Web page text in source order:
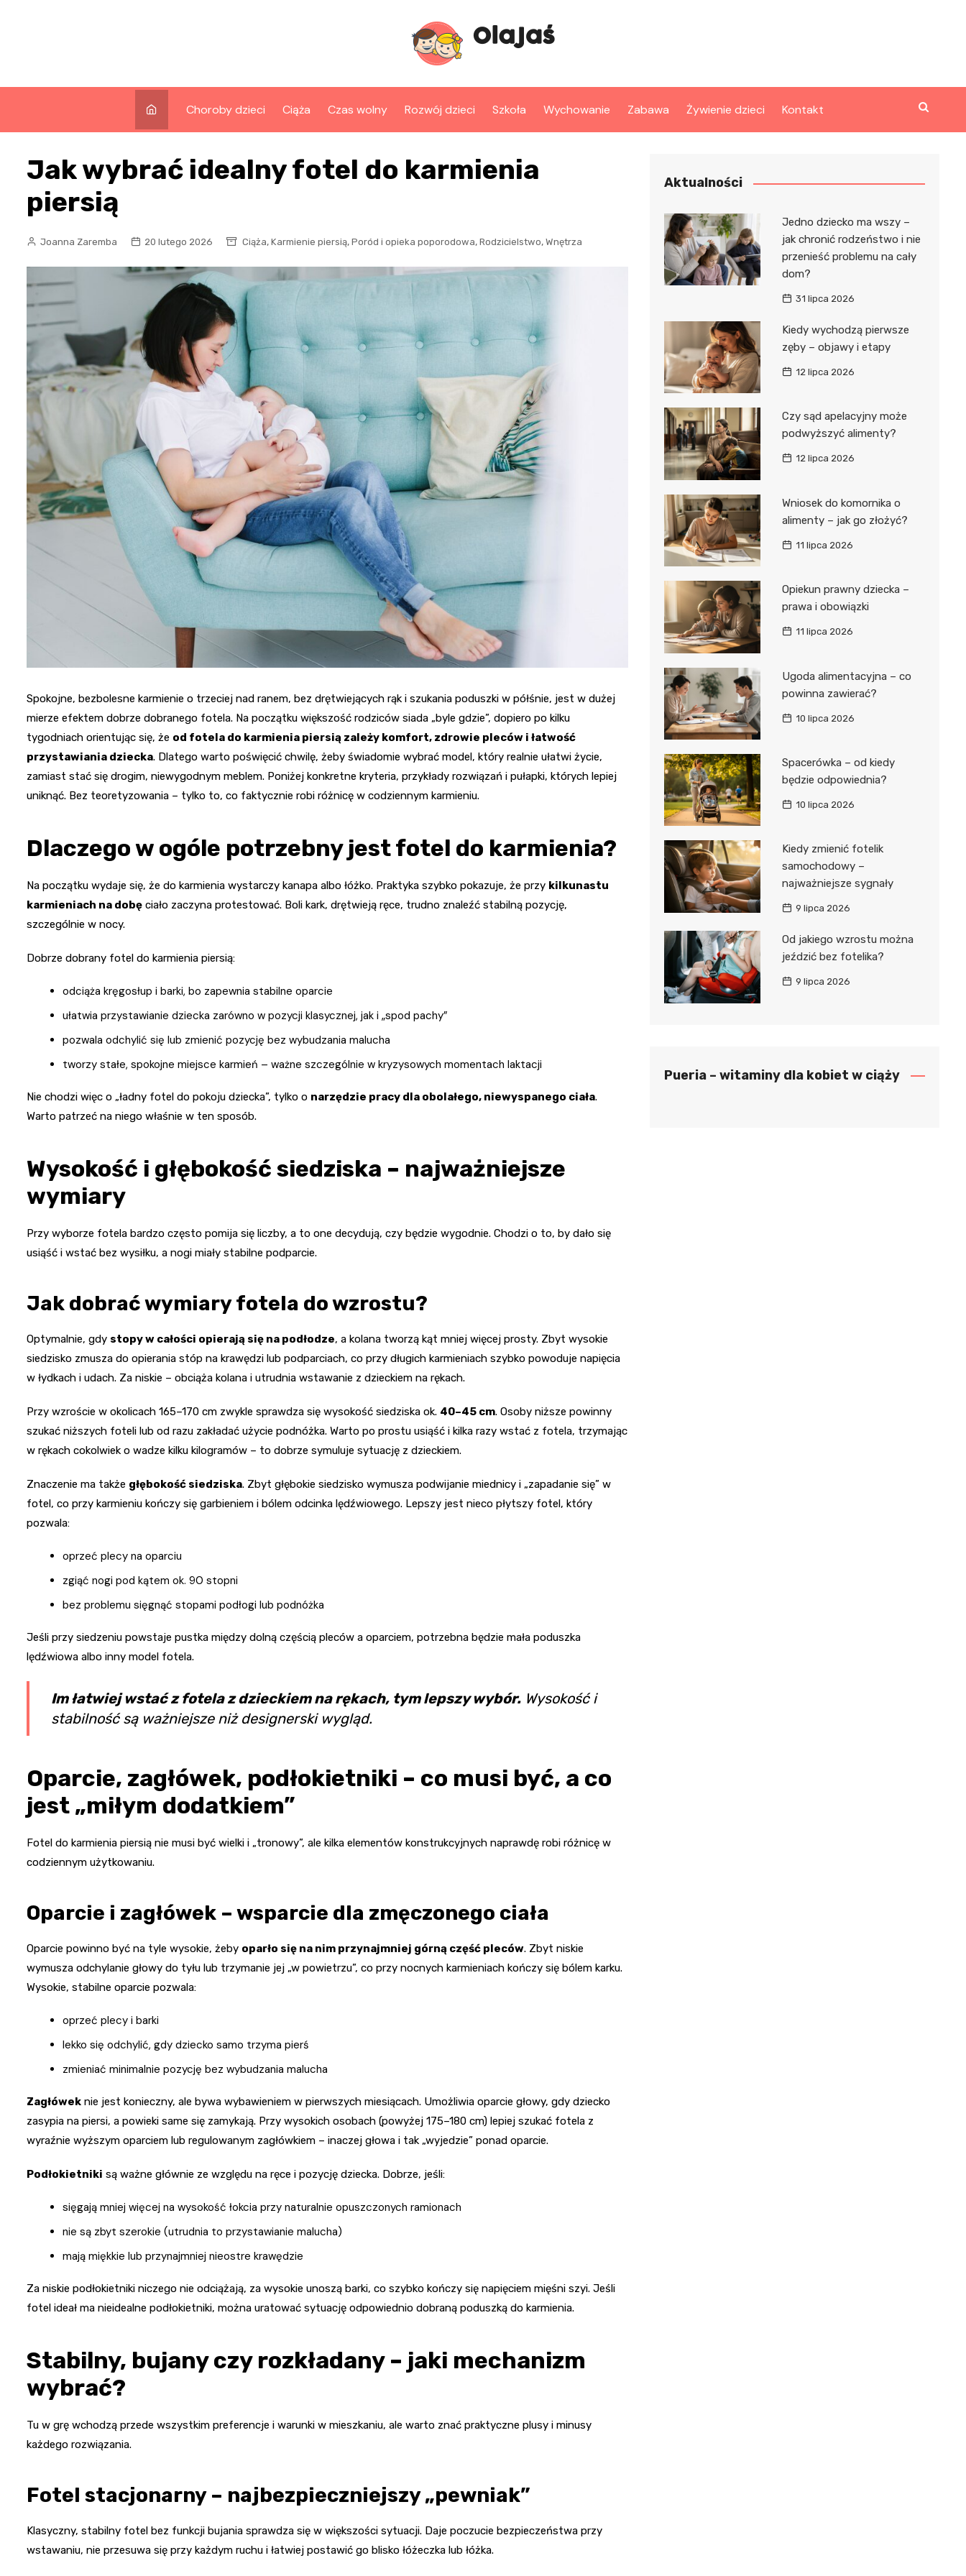
Choroby dzieci Ciąża Czas wolny Rozwój dzieci Szkoła Wychowanie Zabawa Żywienie dzieci Kontakt
Jak wybrać idealny fotel do karmienia
piersią
Joanna Zaremba 20 lutego 2026 Ciąża, Karmienie piersią, Poród i opieka poporodowa, Rodzicielstwo, Wnętrza
Spokojne, bezbolesne karmienie o trzeciej nad ranem, bez drętwiejących rąk i szukania poduszki w półśnie, jest w dużej
mierze efektem dobrze dobranego fotela. Na początku większość rodziców siada „byle gdzie”, dopiero po kilku
tygodniach orientując się, że od fotela do karmienia piersią zależy komfort, zdrowie pleców i łatwość
przystawiania dziecka. Dlatego warto poświęcić chwilę, żeby świadomie wybrać model, który realnie ułatwi życie,
zamiast stać się drogim, niewygodnym meblem. Poniżej konkretne kryteria, przykłady rozwiązań i pułapki, których lepiej
uniknąć. Bez teoretyzowania – tylko to, co faktycznie robi różnicę w codziennym karmieniu.
Dlaczego w ogóle potrzebny jest fotel do karmienia?
Na początku wydaje się, że do karmienia wystarczy kanapa albo łóżko. Praktyka szybko pokazuje, że przy kilkunastu
karmieniach na dobę ciało zaczyna protestować. Boli kark, drętwieją ręce, trudno znaleźć stabilną pozycję,
szczególnie w nocy.
Dobrze dobrany fotel do karmienia piersią:
odciąża kręgosłup i barki, bo zapewnia stabilne oparcie
ułatwia przystawianie dziecka zarówno w pozycji klasycznej, jak i „spod pachy”
pozwala odchylić się lub zmienić pozycję bez wybudzania malucha
tworzy stałe, spokojne miejsce karmień – ważne szczególnie w kryzysowych momentach laktacji
Nie chodzi więc o „ładny fotel do pokoju dziecka”, tylko o narzędzie pracy dla obolałego, niewyspanego ciała.
Warto patrzeć na niego właśnie w ten sposób.
Wysokość i głębokość siedziska – najważniejsze
wymiary
Przy wyborze fotela bardzo często pomija się liczby, a to one decydują, czy będzie wygodnie. Chodzi o to, by dało się
usiąść i wstać bez wysiłku, a nogi miały stabilne podparcie.
Jak dobrać wymiary fotela do wzrostu?
Optymalnie, gdy stopy w całości opierają się na podłodze, a kolana tworzą kąt mniej więcej prosty. Zbyt wysokie
siedzisko zmusza do opierania stóp na krawędzi lub podparciach, co przy długich karmieniach szybko powoduje napięcia
w łydkach i udach. Za niskie – obciąża kolana i utrudnia wstawanie z dzieckiem na rękach.
Przy wzroście w okolicach 165–170 cm zwykle sprawdza się wysokość siedziska ok. 40–45 cm. Osoby niższe powinny
szukać niższych foteli lub od razu zakładać użycie podnóżka. Warto po prostu usiąść i kilka razy wstać z fotela, trzymając
w rękach cokolwiek o wadze kilku kilogramów – to dobrze symuluje sytuację z dzieckiem.
Znaczenie ma także głębokość siedziska. Zbyt głębokie siedzisko wymusza podwijanie miednicy i „zapadanie się” w
fotel, co przy karmieniu kończy się garbieniem i bólem odcinka lędźwiowego. Lepszy jest nieco płytszy fotel, który
pozwala:
oprzeć plecy na oparciu
zgiąć nogi pod kątem ok. 90 stopni
bez problemu sięgnąć stopami podłogi lub podnóżka
Jeśli przy siedzeniu powstaje pustka między dolną częścią pleców a oparciem, potrzebna będzie mała poduszka
lędźwiowa albo inny model fotela.
Im łatwiej wstać z fotela z dzieckiem na rękach, tym lepszy wybór. Wysokość i
stabilność są ważniejsze niż designerski wygląd.
Oparcie, zagłówek, podłokietniki – co musi być, a co
jest „miłym dodatkiem”
Fotel do karmienia piersią nie musi być wielki i „tronowy”, ale kilka elementów konstrukcyjnych naprawdę robi różnicę w
codziennym użytkowaniu.
Oparcie i zagłówek – wsparcie dla zmęczonego ciała
Oparcie powinno być na tyle wysokie, żeby oparło się na nim przynajmniej górną część pleców. Zbyt niskie
wymusza odchylanie głowy do tyłu lub trzymanie jej „w powietrzu”, co przy nocnych karmieniach kończy się bólem karku.
Wysokie, stabilne oparcie pozwala:
oprzeć plecy i barki
lekko się odchylić, gdy dziecko samo trzyma pierś
zmieniać minimalnie pozycję bez wybudzania malucha
Zagłówek nie jest konieczny, ale bywa wybawieniem w pierwszych miesiącach. Umożliwia oparcie głowy, gdy dziecko
zasypia na piersi, a powieki same się zamykają. Przy wysokich osobach (powyżej 175–180 cm) lepiej szukać fotela z
wyraźnie wyższym oparciem lub regulowanym zagłówkiem – inaczej głowa i tak „wyjedzie” ponad oparcie.
Podłokietniki są ważne głównie ze względu na ręce i pozycję dziecka. Dobrze, jeśli:
sięgają mniej więcej na wysokość łokcia przy naturalnie opuszczonych ramionach
nie są zbyt szerokie (utrudnia to przystawianie malucha)
mają miękkie lub przynajmniej nieostre krawędzie
Za niskie podłokietniki niczego nie odciążają, za wysokie unoszą barki, co szybko kończy się napięciem mięśni szyi. Jeśli
fotel ideał ma nieidealne podłokietniki, można uratować sytuację odpowiednio dobraną poduszką do karmienia.
Stabilny, bujany czy rozkładany – jaki mechanizm
wybrać?
Tu w grę wchodzą przede wszystkim preferencje i warunki w mieszkaniu, ale warto znać praktyczne plusy i minusy
każdego rozwiązania.
Fotel stacjonarny – najbezpieczniejszy „pewniak”
Klasyczny, stabilny fotel bez funkcji bujania sprawdza się w większości sytuacji. Daje poczucie bezpieczeństwa przy
wstawaniu, nie przesuwa się przy każdym ruchu i łatwiej postawić go blisko łóżeczka lub łóżka.
Aktualności
Jedno dziecko ma wszy –
jak chronić rodzeństwo i nie
przenieść problemu na cały
dom?
31 lipca 2026
Kiedy wychodzą pierwsze
zęby – objawy i etapy
12 lipca 2026
Czy sąd apelacyjny może
podwyższyć alimenty?
12 lipca 2026
Wniosek do komornika o
alimenty – jak go złożyć?
11 lipca 2026
Opiekun prawny dziecka –
prawa i obowiązki
11 lipca 2026
Ugoda alimentacyjna – co
powinna zawierać?
10 lipca 2026
Spacerówka – od kiedy
będzie odpowiednia?
10 lipca 2026
Kiedy zmienić fotelik
samochodowy –
najważniejsze sygnały
9 lipca 2026
Od jakiego wzrostu można
jeździć bez fotelika?
9 lipca 2026
Pueria – witaminy dla kobiet w ciąży